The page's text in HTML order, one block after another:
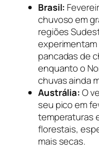
Brasil:
chuvoso em
regiões
pancadas de
enquanto o
chuvas ainda
Austrália:O
seu pico em
temperaturas
florestais,
mais secas.